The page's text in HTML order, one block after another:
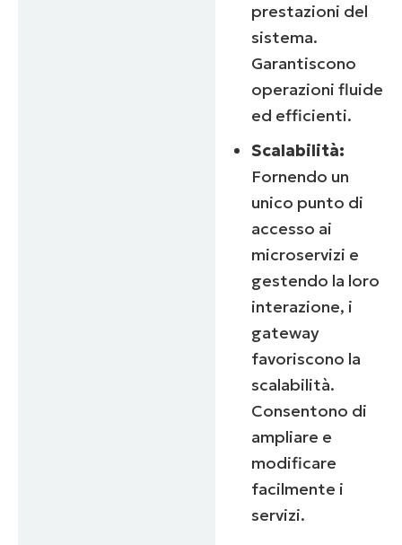
prestazioni del
sistema.
Garantiscono
operazioni fluide
ed efficienti.
Scalabilità:
Fornendo un
unico punto di
accesso ai
microservizi e
gestendo la loro
interazione, i
gateway
favoriscono la
scalabilità.
Consentono di
ampliare e
modificare
facilmente i
servizi.